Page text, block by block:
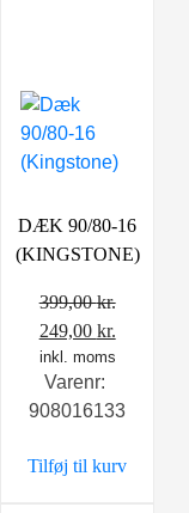
DÆK 90/80-16
(KINGSTONE)
399,00kr.
Den
oprindelige
pris
var:
249,00 kr.
aktuelle
er:
inkl. moms
Varenr:
908016133
Tilføj til kurv